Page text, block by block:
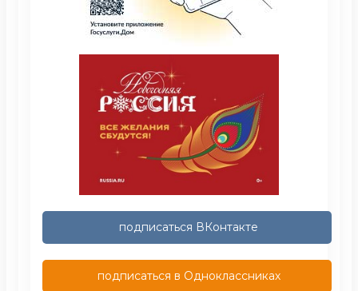
подписаться ВКонтакте
подписаться в Одноклассниках